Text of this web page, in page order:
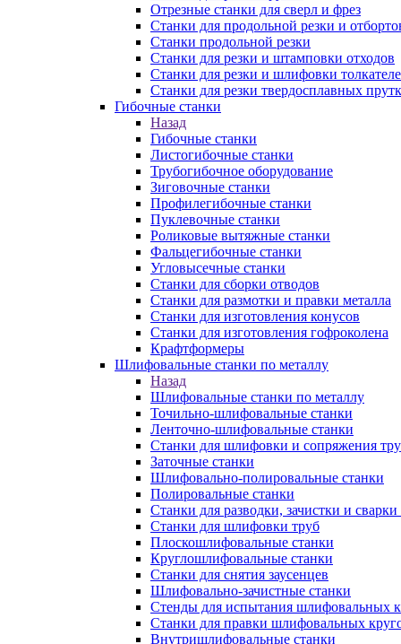
Отрезные станки для сверл и фрез
Станки для продольной резки и
Станки продольной резки
Станки для резки и штамповки отходов
Станки для резки и шлифовки
Станки для резки твердосплавных
Гибочные станки
Назад
Гибочные станки
Листогибочные станки
Трубогибочное оборудование
Зиговочные станки
Профилегибочные станки
Пуклевочные станки
Роликовые вытяжные станки
Фальцегибочные станки
Угловысечные станки
Станки для сборки отводов
Станки для размотки и правки металла
Станки для изготовления конусов
Станки для изготовления гофроколена
Крафтформеры
Шлифовальные станки по металлу
Назад
Шлифовальные станки по металлу
Точильно-шлифовальные станки
Ленточно-шлифовальные станки
Станки для шлифовки и сопряжения
Заточные станки
Шлифовально-полировальные станки
Полировальные станки
Станки для разводки, зачистки и сварки
Станки для шлифовки труб
Плоскошлифовальные станки
Круглошлифовальные станки
Станки для снятия заусенцев
Шлифовально-зачистные станки
Стенды для испытания шлифовальных
Станки для правки шлифовальных
Внутришлифовальные станки